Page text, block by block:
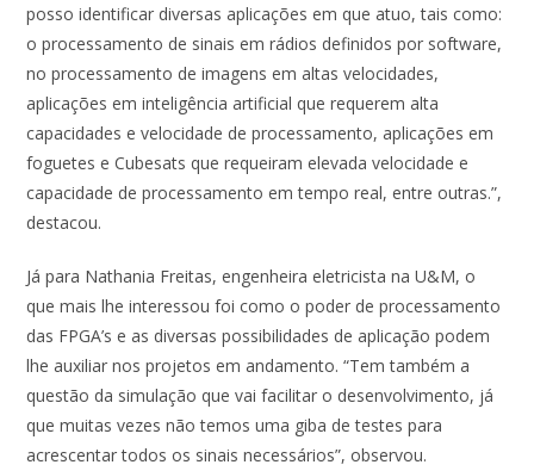
posso identificar diversas aplicações em que atuo, tais como:
o processamento de sinais em rádios definidos por software,
no processamento de imagens em altas velocidades,
aplicações em inteligência artificial que requerem alta
capacidades e velocidade de processamento, aplicações em
foguetes e Cubesats que requeiram elevada velocidade e
capacidade de processamento em tempo real, entre outras.”,
destacou.
Já para Nathania Freitas, engenheira eletricista na U&M, o
que mais lhe interessou foi como o poder de processamento
das FPGA’s e as diversas possibilidades de aplicação podem
lhe auxiliar nos projetos em andamento. “Tem também a
questão da simulação que vai facilitar o desenvolvimento, já
que muitas vezes não temos uma giba de testes para
acrescentar todos os sinais necessários”, observou.